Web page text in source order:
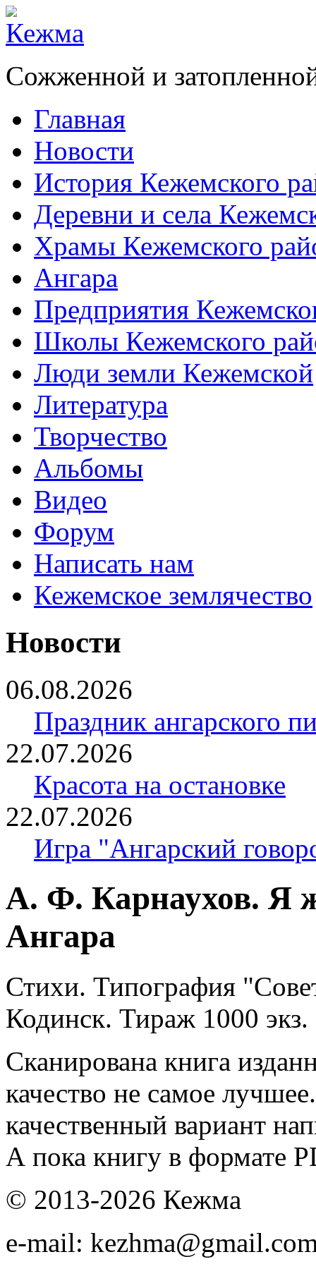
Сожженной и
Главная
Новости
История Кежемского
Деревни и села
Храмы Кежемского
Ангара
Предприятия
Школы Кежемского
Люди земли Кежемской
Литература
Творчество
Альбомы
Видео
Форум
Написать нам
Кежемское землячество
Новости
06.08.2026
Праздник ангарского
22.07.2026
Красота на остановке
22.07.2026
Игра "Ангарский
А. Ф. Карнаухов. Я
Ангара
Стихи. Типография
Кодинск. Тираж 1000 экз.
Сканирована книга
качество не самое
качественный вариант
А пока книгу в формате
© 2013-2026 Кежма
e-mail: